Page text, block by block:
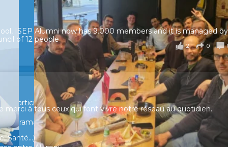
2 0
participer et faire entendre votre voix !
complet de la situation socio-professionnelle des
ISEP Alumni now has 9.000 members and it is managed
of 12 people
à tous ceux qui font vivre notre réseau au quotidien.
Santé...)